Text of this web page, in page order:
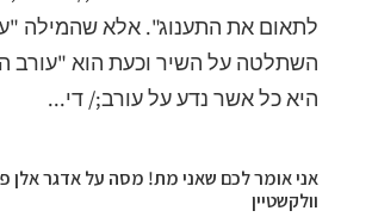
לתאום את התענוג". אלא שהמילה
השתלטה על השיר וכעת הוא "עורב
היא כל אשר נדע על עורב;/ די...
אני אומר לכם שאני מת! מסה על אדגר אלן
וולקשטיין